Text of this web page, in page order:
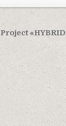
Project